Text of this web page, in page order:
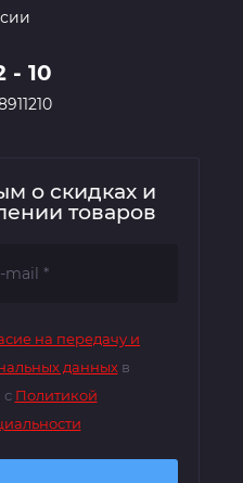
- 10
о скидках и
товаров
на передачу и
данныхв
с Политикой